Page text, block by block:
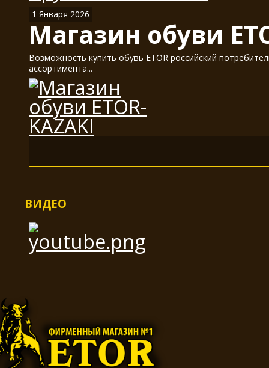
1 Января 2026
Магазин обуви
Возможность купить обувь ETOR российский
ассортимента...
ВИДЕО